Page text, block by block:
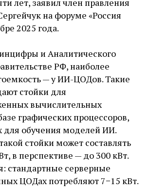
лет, заявил член правления
на форуме «Россия
2025 года.
и Аналитического
РФ, наиболее
— у ИИ-ЦОДов. Такие
стойки для
вычислительных
графических процессоров,
обучения моделей ИИ.
стойки может составлять
в перспективе — до 300 кВт.
стандартные серверные
ЦОДах потребляют 7−15 кВт.